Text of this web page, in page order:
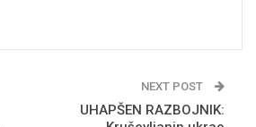
NEXT POST
UHAPŠEN RAZBOJNIK: